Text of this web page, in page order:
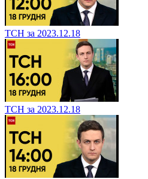
ТСН за 2023.12.18
ТСН за 2023.12.18